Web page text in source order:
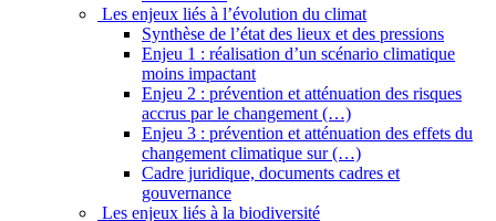
Les enjeux liés à l’évolution du climat
Synthèse de l’état des lieux et des pressions
Enjeu 1 : réalisation d’un scénario climatique
moins impactant
Enjeu 2 : prévention et atténuation des risques
accrus par le changement (…)
Enjeu 3 : prévention et atténuation des effets du
changement climatique sur (…)
Cadre juridique, documents cadres et
gouvernance
Les enjeux liés à la biodiversité